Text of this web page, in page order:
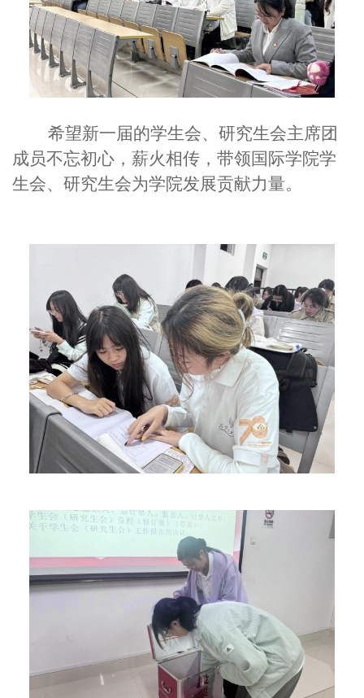
希望新一届的学生会、研究生会主席团
成员不忘初心，薪火相传，带领国际学院学
生会、研究生会为学院发展贡献力量。